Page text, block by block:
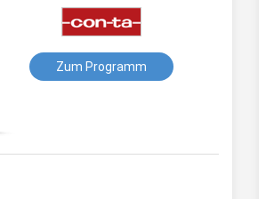
Zum Programm